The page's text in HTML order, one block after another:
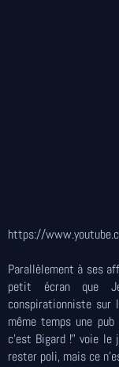
https://
Parallèlement à ses
petit écran que
conspirationniste
même temps une
c'est Bigard !" voie le
rester poli, mais ce